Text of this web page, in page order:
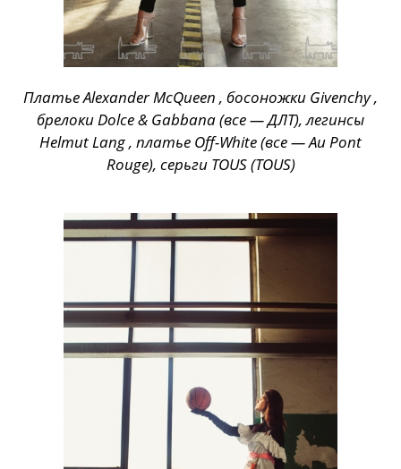
Платье Alexander McQueen , босоножки Givenchy ,
брелоки Dolce & Gabbana (все — ДЛТ), легинсы
Helmut Lang , платье Off-White (все — Au Pont
Rouge), серьги TOUS (TOUS)